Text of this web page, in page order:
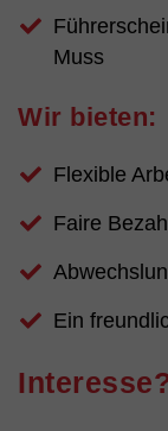
Muss
Wir bieten:
Flexible
Faire
Ein